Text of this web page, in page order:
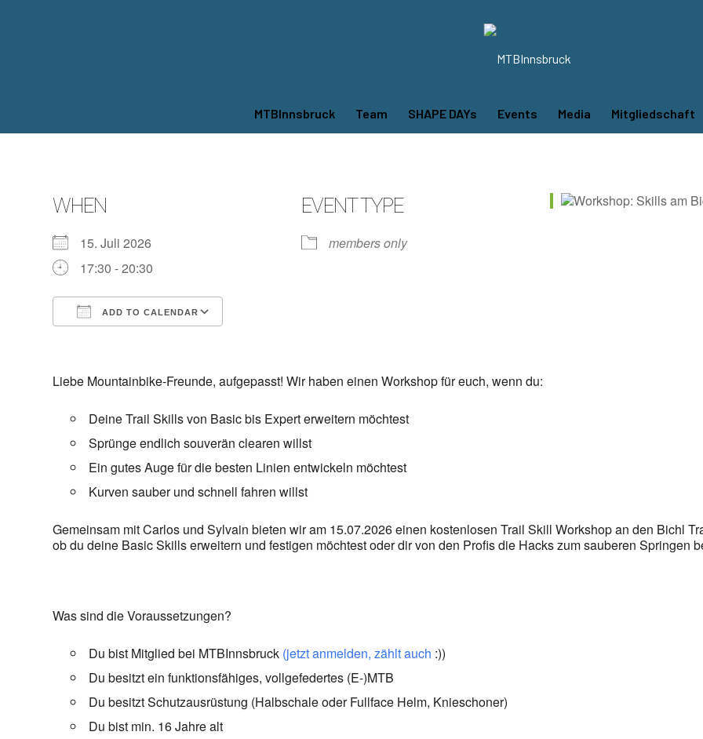
MTBInnsbruck Team SHAPE DAYs Events Media Mitgliedschaft
WHEN
15. Juli 2026
17:30 - 20:30
ADD TO CALENDAR
EVENT TYPE
members only
Liebe Mountainbike-Freunde, aufgepasst! Wir haben einen Workshop für euch, wenn du:
Deine Trail Skills von Basic bis Expert erweitern möchtest
Sprünge endlich souverän clearen willst
Ein gutes Auge für die besten Linien entwickeln möchtest
Kurven sauber und schnell fahren willst
Gemeinsam mit Carlos und Sylvain bieten wir am 15.07.2026 einen kostenlosen Trail Skill Workshop an den Bichl
ob du deine Basic Skills erweitern und festigen möchtest oder dir von den Profis die Hacks zum sauberen Springen
Was sind die Voraussetzungen?
Du bist Mitglied bei MTBInnsbruck (jetzt anmelden, zählt auch :))
Du besitzt ein funktionsfähiges, vollgefedertes (E-)MTB
Du besitzt Schutzausrüstung (Halbschale oder Fullface Helm, Knieschoner)
Du bist min. 16 Jahre alt